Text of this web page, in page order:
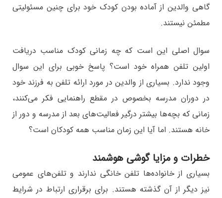
گاهی والدین از آماده بودن کودک خود برای چنین مسئولیتی
مطمئن نیستند.
سوال اصلی این است که چه زمانی کودک مناسب دریافت
اولین تلفن همراه خود است؟ پاسخ خوبی برای این سوال
وجود ندارد. بسیاری از والدین در مورد ارائه تلفن به فرزند خود
در دوران مدرسه بخصوص در مقطع راهنمایی فکر می‌کنند،
زمانی که بچه‌ها بیشتر درگیر فعالیت‌های بعد از مدرسه و دور از
خانه هستند. اما آیا این زمان مناسب همه کودکان است؟
خطرات و مزایا گوشی هوشمند
بسیاری از خانواده‌ها تلفن خانگی ندارند و تلفن‌های عمومی
نیز دیگر از آن گذشته هستند. برای برقراری ارتباط در شرایط